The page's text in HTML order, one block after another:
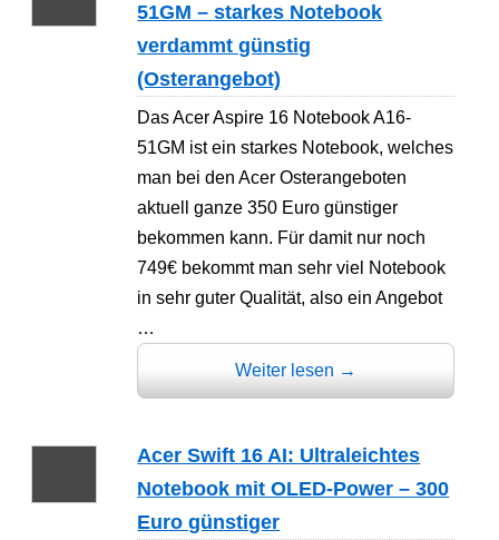
51GM – starkes Notebook
verdammt günstig
(Osterangebot)
Das Acer Aspire 16 Notebook A16-
51GM ist ein starkes Notebook, welches
man bei den Acer Osterangeboten
aktuell ganze 350 Euro günstiger
bekommen kann. Für damit nur noch
749€ bekommt man sehr viel Notebook
in sehr guter Qualität, also ein Angebot
…
Weiter lesen →
Acer Swift 16 AI: Ultraleichtes
Notebook mit OLED-Power – 300
Euro günstiger